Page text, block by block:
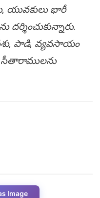
యువ‌కులు భారీ
పాడి, వ్య‌వ‌సాయం
సీతారాముల‌ను
Image